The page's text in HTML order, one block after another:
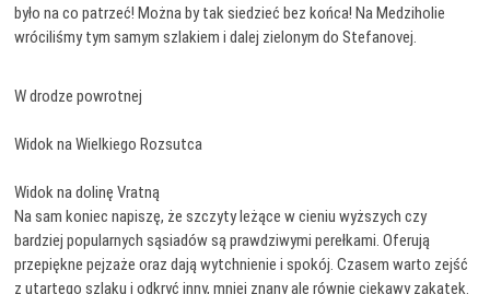
było na co patrzeć! Można by tak siedzieć bez końca! Na Medziholie
wróciliśmy tym samym szlakiem i dalej zielonym do Stefanovej.
W drodze powrotnej
Widok na Wielkiego Rozsutca
Widok na dolinę Vratną
Na sam koniec napiszę, że szczyty leżące w cieniu wyższych czy
bardziej popularnych sąsiadów są prawdziwymi perełkami. Oferują
przepiękne pejzaże oraz dają wytchnienie i spokój. Czasem warto zejść
z utartego szlaku i odkryć inny, mniej znany ale równie ciekawy zakątek.